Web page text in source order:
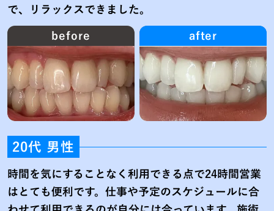
で、リラックスできました。
before after
20代 男性
時間を気にすることなく利用できる点で24時間営業
はとても便利です。仕事や予定のスケジュールに合